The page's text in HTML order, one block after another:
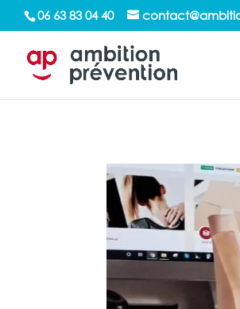
/*sticky sidebar*/
06 63 83 04 40